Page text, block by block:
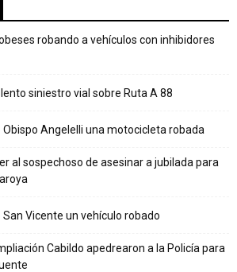
robando a vehículos con inhibidores
siniestro vial sobre Ruta A 88
Obispo Angelelli una motocicleta robada
al sospechoso de asesinar a jubilada para
Vicente un vehículo robado
Cabildo apedrearon a la Policía para